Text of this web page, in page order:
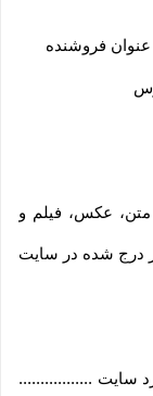
فروشنده
عکس، فیلم و
درج شده در سایت
سایت .................